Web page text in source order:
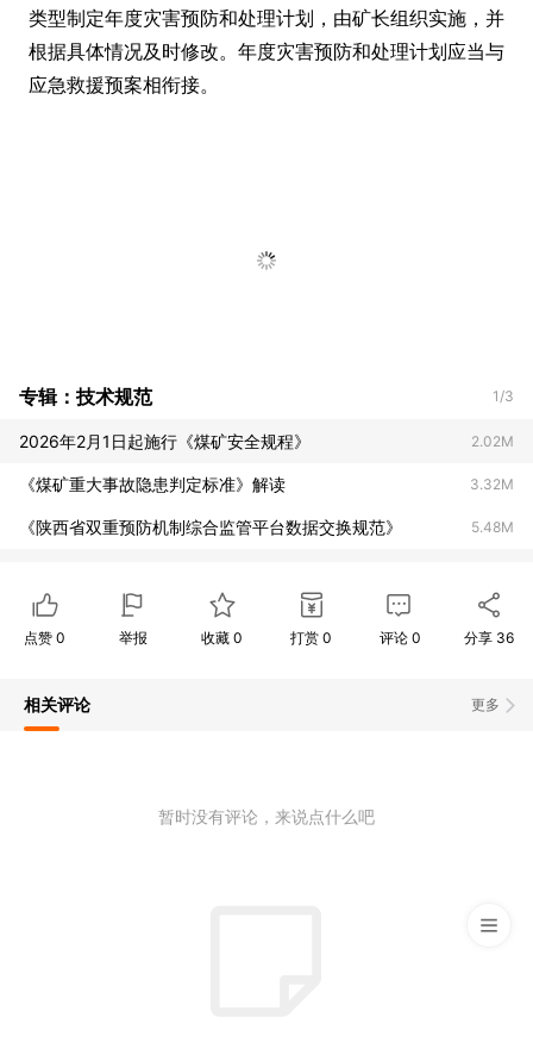
类型制定年度灾害预防和处理计划，由矿长组织实施，并
根据具体情况及时修改。年度灾害预防和处理计划应当与
应急救援预案相衔接。
1/3
专辑：技术规范
2.02M
2026年2月1日起施行《煤矿安全规程》
3.32M
《煤矿重大事故隐患判定标准》解读
5.48M
《陕西省双重预防机制综合监管平台数据交换规范》
点赞 0 举报 收藏0 打赏 0 评论 0 分享 36
更多
相关评论
暂时没有评论，来说点什么吧